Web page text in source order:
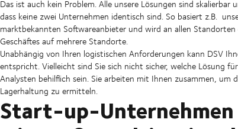
Das ist auch kein Problem. Alle unsere Lösungen sind
dass keine zwei Unternehmen identisch sind. So basiert z.B.
marktbekannten Softwareanbieter und wird an allen
Geschäftes auf mehrere Standorte.
Unabhängig von Ihren logistischen Anforderungen kann DSV
entspricht. Vielleicht sind Sie sich nicht sicher, welche Lösung
Analysten behilflich sein. Sie arbeiten mit Ihnen zusammen,
Lagerhaltung zu ermitteln.
Start-up-Unternehmen